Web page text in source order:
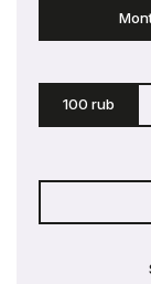
100 rub